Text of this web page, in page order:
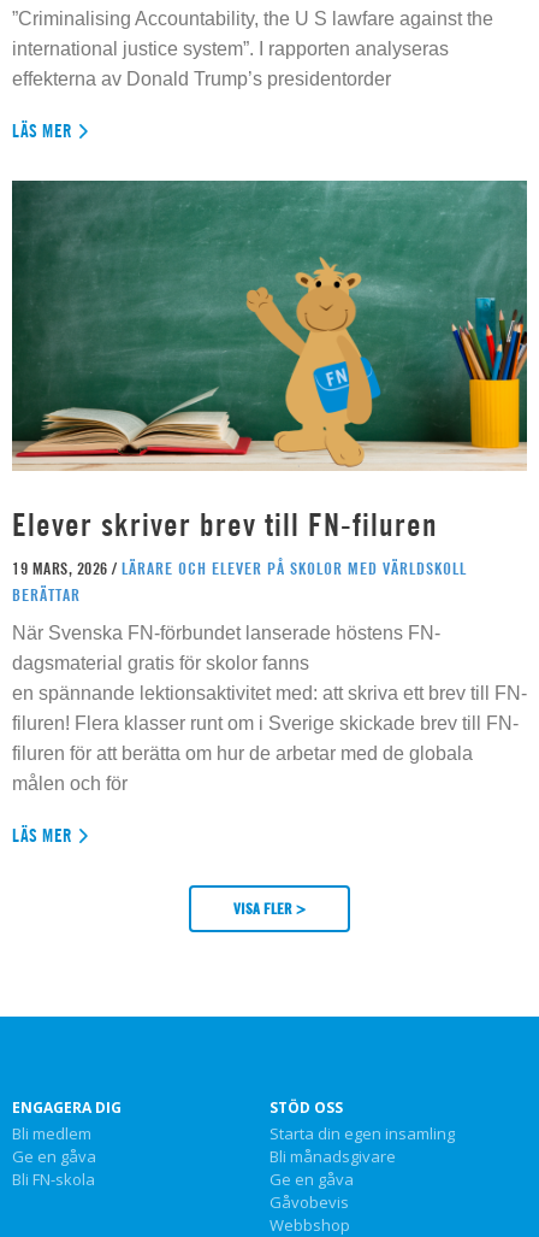
”Criminalising Accountability, the U S lawfare against the
international justice system”. I rapporten analyseras
effekterna av Donald Trump’s presidentorder
LÄS MER
Elever skriver brev till FN-filuren
19 MARS, 2026 / LÄRARE OCH ELEVER PÅ SKOLOR MED VÄRLDSKOLL
BERÄTTAR
När Svenska FN-förbundet lanserade höstens FN-
dagsmaterial gratis för skolor fanns
en spännande lektionsaktivitet med: att skriva ett brev till FN-
filuren! Flera klasser runt om i Sverige skickade brev till FN-
filuren för att berätta om hur de arbetar med de globala
målen och för
LÄS MER
VISA FLER >
ENGAGERA DIG
Bli medlem
Ge en gåva
Bli FN-skola
STÖD OSS
Starta din egen insamling
Bli månadsgivare
Ge en gåva
Gåvobevis
Webbshop